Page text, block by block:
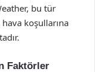
bu tür
koşullarına
Faktörler